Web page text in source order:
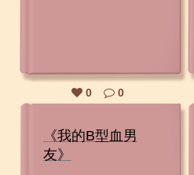
0 0
《我的B型血男
友》